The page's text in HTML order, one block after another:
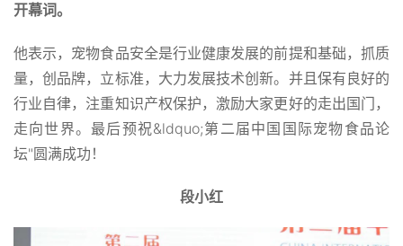
开幕词。
他表示，宠物食品安全是行业健康发展的前提和基础，抓质
量，创品牌，立标准，大力发展技术创新。并且保有良好的
行业自律，注重知识产权保护，激励大家更好的走出国门，
走向世界。最后预祝&ldquo;第二届中国国际宠物食品论
坛"圆满成功！
段小红